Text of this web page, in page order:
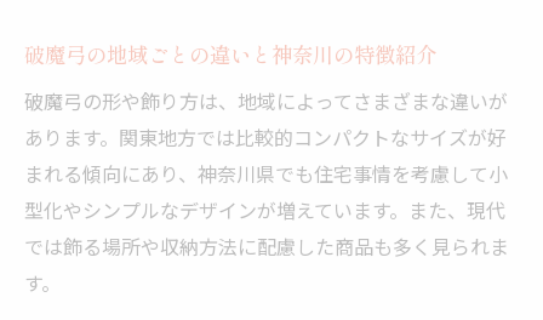
破魔弓の地域ごとの違いと神奈川の特徴紹介
破魔弓の形や飾り方は、地域によってさまざまな違いが
あります。関東地方では比較的コンパクトなサイズが好
まれる傾向にあり、神奈川県でも住宅事情を考慮して小
型化やシンプルなデザインが増えています。また、現代
では飾る場所や収納方法に配慮した商品も多く見られま
す。